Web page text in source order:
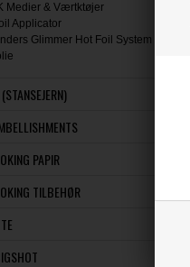
Medier & Værtktøjer
Applicator
Glimmer Hot Foil System
PAPIR
TILBEHØR